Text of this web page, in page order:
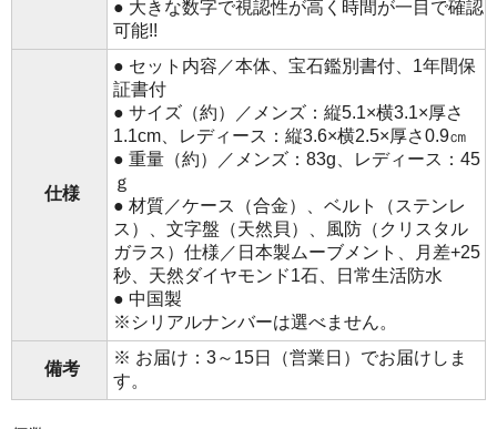
● 大きな数字で視認性が高く時間が一目で確認
可能!!
仕様
● セット内容／本体、宝石鑑別書付、1年間保
証書付
● サイズ（約）／メンズ：縦5.1×横3.1×厚さ
1.1cm、レディース：縦3.6×横2.5×厚さ0.9㎝
● 重量（約）／メンズ：83g、レディース：45
ｇ
● 材質／ケース（合金）、ベルト（ステンレ
ス）、文字盤（天然貝）、風防（クリスタル
ガラス）仕様／日本製ムーブメント、月差+25
秒、天然ダイヤモンド1石、日常生活防水
● 中国製
※シリアルナンバーは選べません。
備考
※ お届け：3～15日（営業日）でお届けしま
す。